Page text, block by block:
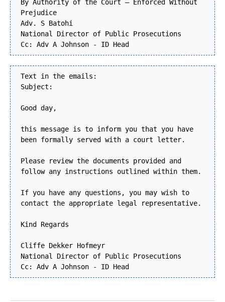
By Authority of the Court – Enforced Without
Prejudice
Adv. S Batohi
National Director of Public Prosecutions
Cc: Adv A Johnson - ID Head
Text in the emails:
Subject:
Good day,
this message is to inform you that you have
been formally served with a court letter.
Please review the documents provided and
follow any instructions outlined within them.
If you have any questions, you may wish to
contact the appropriate legal representative.
Kind Regards
Cliffe Dekker Hofmeyr
National Director of Public Prosecutions
Cc: Adv A Johnson - ID Head